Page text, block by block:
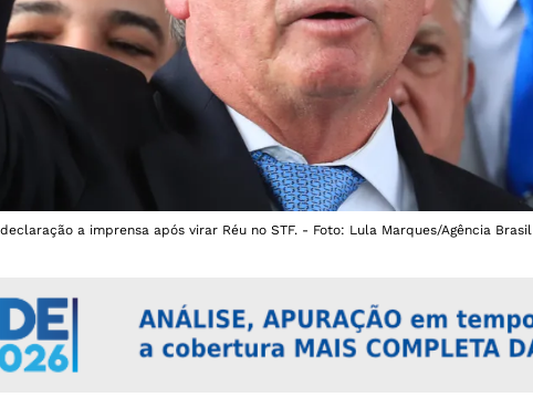
a imprensa após virar Réu no STF. - Foto: Lula Marques/Agência Brasil